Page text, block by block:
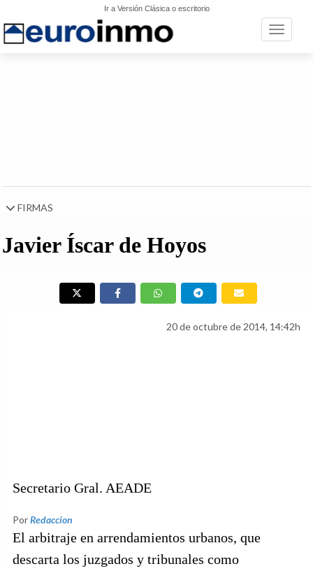
Ir a Versión Clásica o escritorio
Toggle
FIRMAS
Javier Íscar de Hoyos
20 de octubre de 2014, 14:42h
Secretario Gral. AEADE
PorRedaccion
El arbitraje en arrendamientos urbanos, que
descarta los juzgados y tribunales como